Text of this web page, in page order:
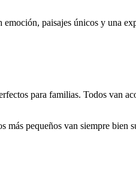
paisajes únicos y una
para familias. Todos van
más pequeños van siempre bien